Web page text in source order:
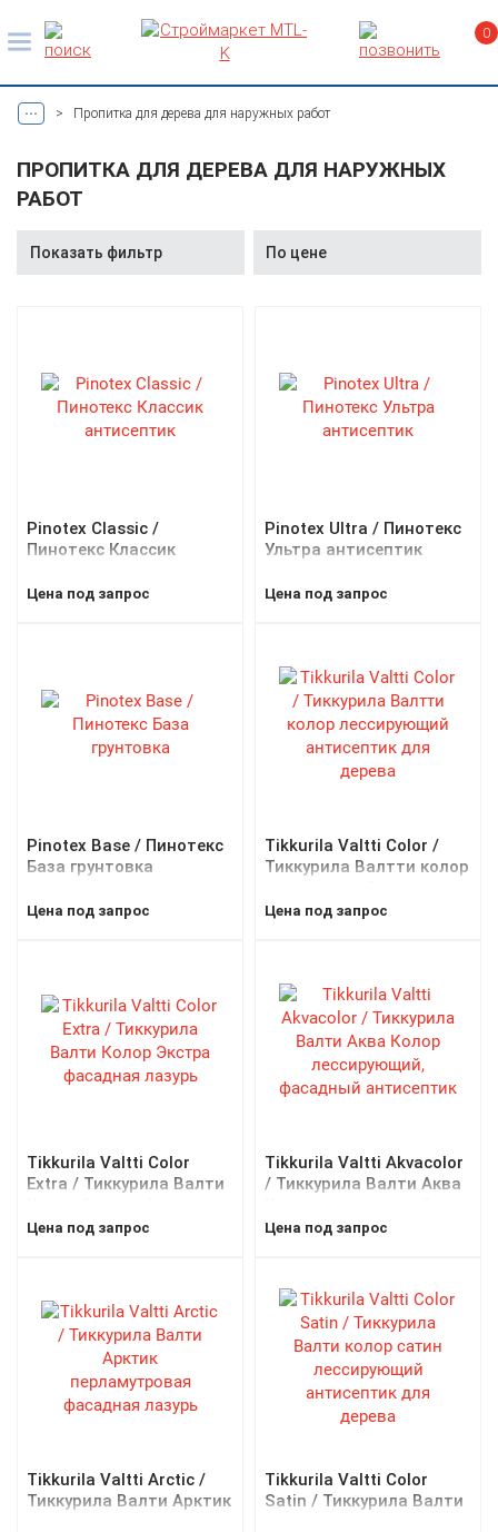
0
... > Пропитка для дерева для наружных работ
ПРОПИТКА ДЛЯ ДЕРЕВА ДЛЯ НАРУЖНЫХ
РАБОТ
Показать фильтр
Pinotex Classic /
Пинотекс Классик
Цена под запрос
Pinotex Ultra / Пинотекс
Ультра антисептик
Цена под запрос
Pinotex Base / Пинотекс
База грунтовка
Цена под запрос
Tikkurila Valtti Color /
Тиккурила Валтти колор
антисептик для дерева
Цена под запрос
Tikkurila Valtti Color
Extra / Тиккурила Валти
лазурь
Цена под запрос
Tikkurila Valtti Akvacolor
/ Тиккурила Валти Аква
фасадный антисептик
Цена под запрос
Tikkurila Valtti Arctic /
Тиккурила Валти Арктик
Tikkurila Valtti Color
Satin / Тиккурила Валти